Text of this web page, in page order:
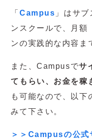
「 Campus 」はサブ
ンスクールで、月額
ンの実践的な内容ま
また、Campusでサ
てもらい、お金を稼
も可能なので、以下
みて下さい。
＞＞Campusの公式